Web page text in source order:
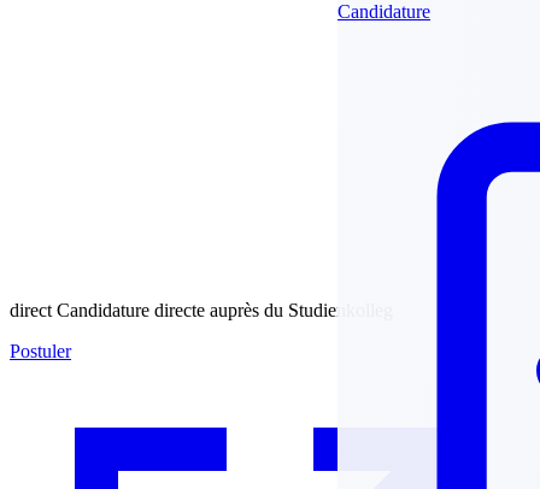
Candidature
direct Candidature directe auprès du Studienkolleg
Postuler